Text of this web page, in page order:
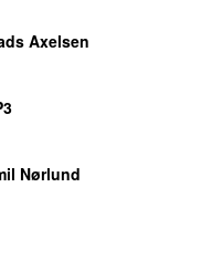
Axelsen
Nørlund